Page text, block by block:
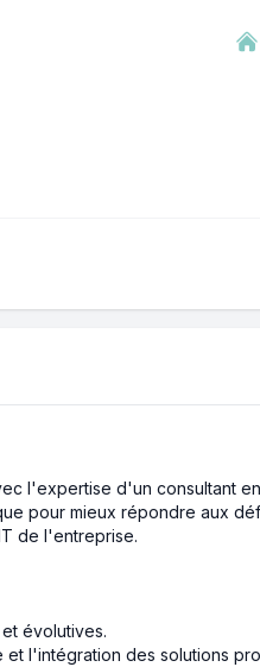
l'expertise d'un consultant
pour mieux répondre aux
de l'entreprise.
évolutives.
l'intégration des solutions